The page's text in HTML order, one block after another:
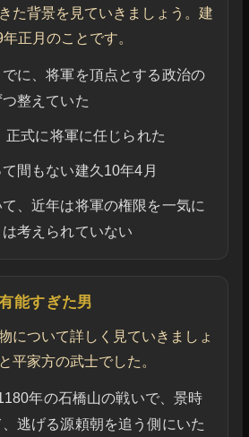
た背景を見ていきましょう。建
正月のことです。
に、将軍を頂点とする政治の
整えていた
正式に将軍に任じられた
間もない建久10年4月
、近年は将軍の権限を一気に
考えられていない
能すぎた男
について詳しく見ていきましょ
平家方の武士でした。
年の石橋山の戦いで、景時
逃げる源頼朝を追う側にいた